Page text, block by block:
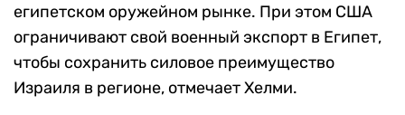
египетском оружейном рынке. При этом США
ограничивают свой военный экспорт в Египет,
чтобы сохранить силовое преимущество
Израиля в регионе, отмечает Хелми.